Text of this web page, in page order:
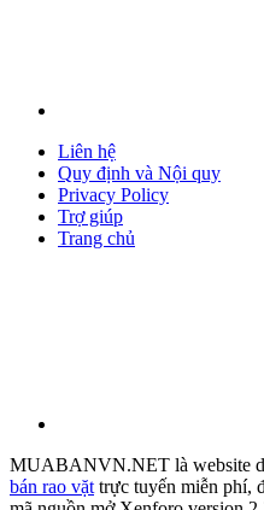
Liên hệ
Quy định và Nội quy
Privacy Policy
Trợ giúp
Trang chủ
MUABANVN.NET là website
bán rao vặt trực tuyến miễn phí,